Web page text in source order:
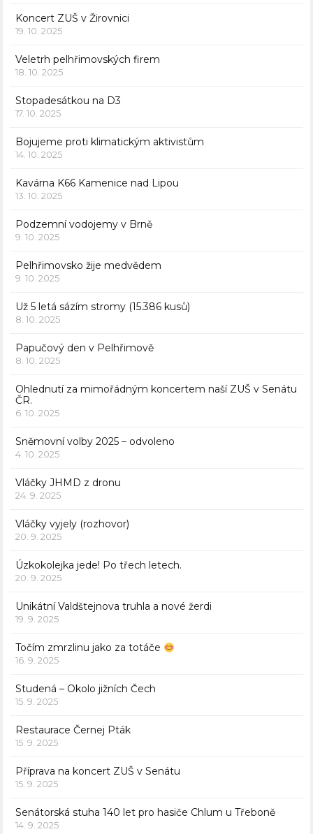
Koncert ZUŠ v Žirovnici
19. 10. 2025
Veletrh pelhřimovských firem
18. 10. 2025
Stopadesátkou na D3
17. 10. 2025
Bojujeme proti klimatickým aktivistům
14. 10. 2025
Kavárna K66 Kamenice nad Lipou
13. 10. 2025
Podzemní vodojemy v Brně
9. 10. 2025
Pelhřimovsko žije medvědem
9. 10. 2025
Už 5 letá sázím stromy (15.386 kusů)
8. 10. 2025
Papučový den v Pelhřimově
8. 10. 2025
Ohlednutí za mimořádným koncertem naší ZUŠ v Senátu
ČR.
6. 10. 2025
Sněmovní volby 2025 – odvoleno
4. 10. 2025
Vláčky JHMD z dronu
24. 9. 2025
Vláčky vyjely (rozhovor)
20. 9. 2025
Úzkokolejka jede! Po třech letech.
20. 9. 2025
Unikátní Valdštejnova truhla a nové žerdi
19. 9. 2025
Točím zmrzlinu jako za totáče
16. 9. 2025
Studená – Okolo jižních Čech
15. 9. 2025
Restaurace Černej Pták
15. 9. 2025
Příprava na koncert ZUŠ v Senátu
15. 9. 2025
Senátorská stuha 140 let pro hasiče Chlum u Třeboně
14. 9. 2025